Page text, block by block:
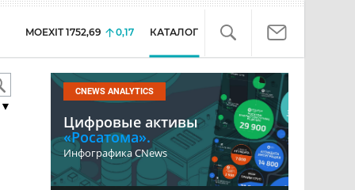
MOEXIT 1752,69 0,17 КАТАЛОГ
CNEWS ANALYTICS
Цифровые активы
«Росатома».
Инфографика CNews